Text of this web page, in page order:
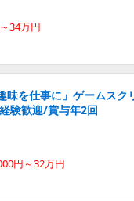
34万円
味を仕事に」ゲームスク
験歓迎/賞与年2回
円～32万円